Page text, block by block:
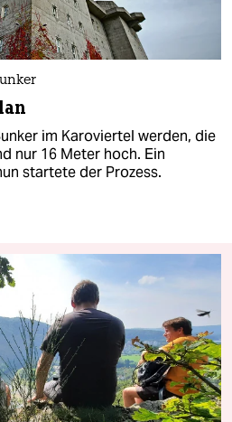
im Karoviertel werden, die
nur 16 Meter hoch. Ein
startete der Prozess.